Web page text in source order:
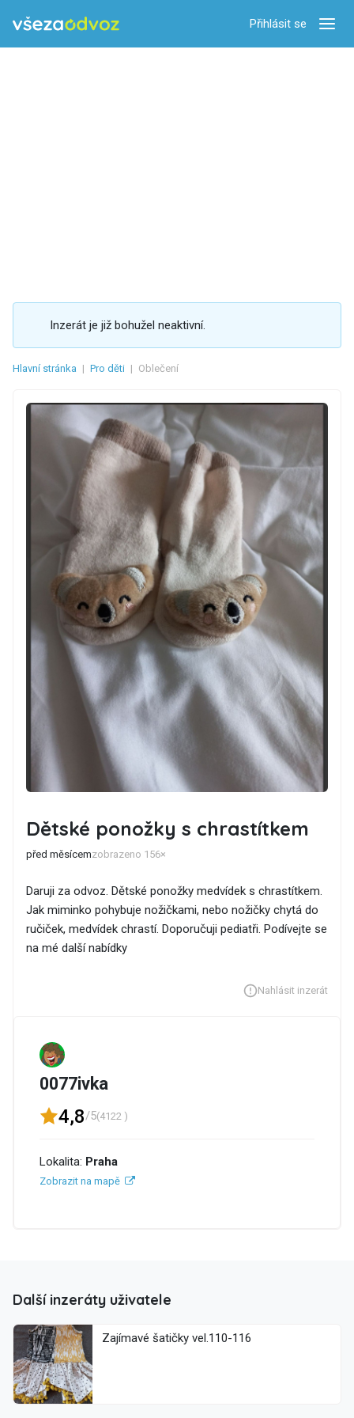
Přihlásit se
Inzerát je již bohužel neaktivní.
Hlavní stránka | Pro děti | Oblečení
Dětské ponožky s chrastítkem
před měsícemzobrazeno 156×
Daruji za odvoz. Dětské ponožky medvídek s chrastítkem.
Jak miminko pohybuje nožičkami, nebo nožičky chytá do
ručiček, medvídek chrastí. Doporučuji pediatři. Podívejte se
na mé další nabídky
Nahlásit inzerát
0077ivka
4,8/5(4122 )
Lokalita: Praha
Zobrazit na mapě
Další inzeráty uživatele
Zajímavé šatičky vel.110-116